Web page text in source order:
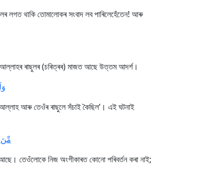
লগত থাকি তোমালোকৰ সংবাদ লব পাৰিলেহেঁতেন! আৰু
ৰাছুলৰ (চৰিত্ৰৰ) মাজত আছে উত্তম আদৰ্শ।
আৰু তেওঁৰ ৰাছুলে সঁচাই কৈছিল’। এই ঘটনাই
তেওঁলোকে নিজ অংগীকাৰত কোনো পৰিবৰ্তন কৰা নাই;